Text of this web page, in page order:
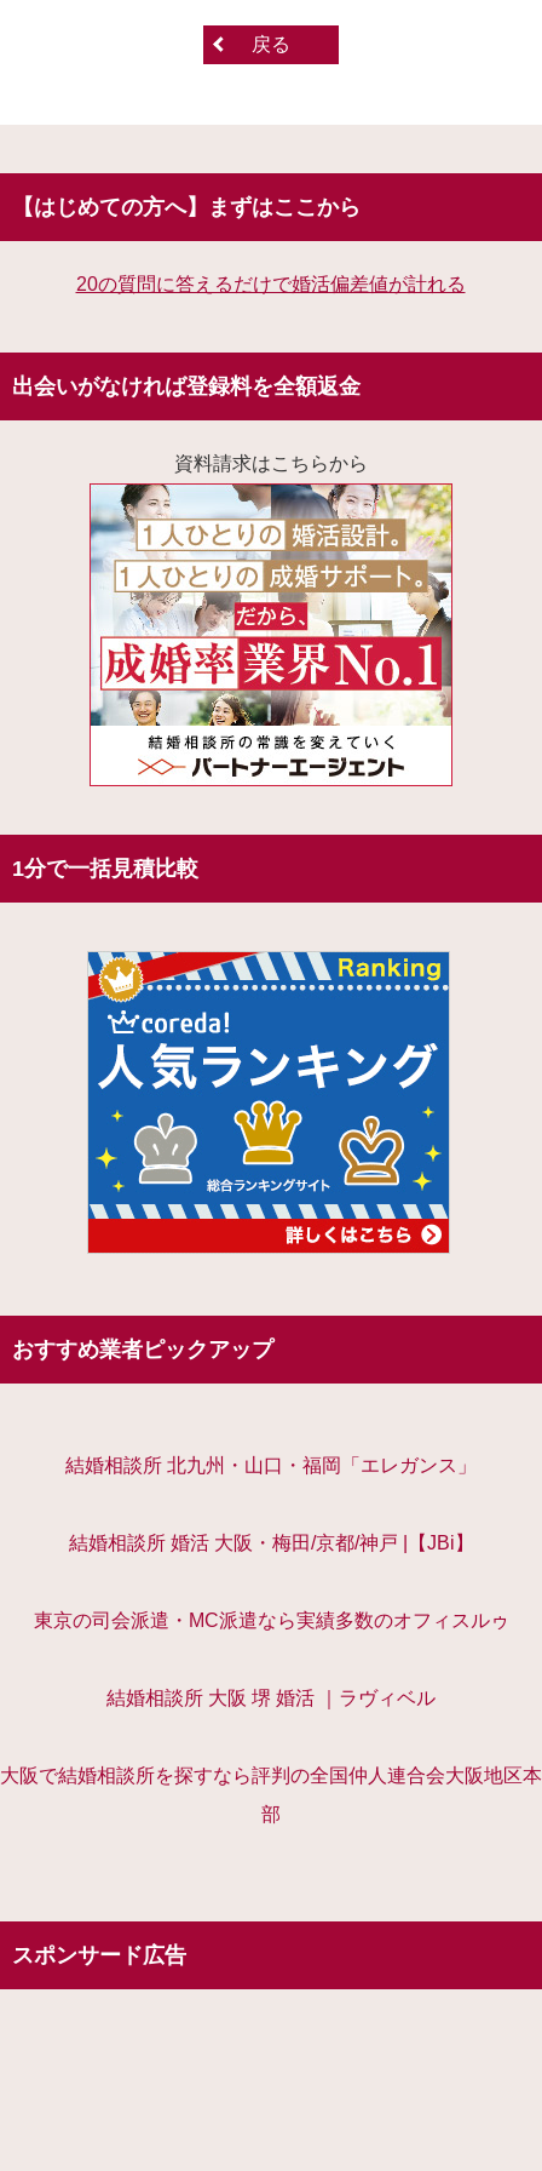
戻る
【はじめての方へ】まずはここから
20の質問に答えるだけで婚活偏差値が計れる
出会いがなければ登録料を全額返金
資料請求はこちらから
1分で一括見積比較
おすすめ業者ピックアップ
結婚相談所 北九州・山口・福岡「エレガンス」
結婚相談所 婚活 大阪・梅田/京都/神戸 |【JBi】
東京の司会派遣・MC派遣なら実績多数のオフィスルゥ
結婚相談所 大阪 堺 婚活 ｜ラヴィベル
大阪で結婚相談所を探すなら評判の全国仲人連合会大阪地区本
部
スポンサード広告